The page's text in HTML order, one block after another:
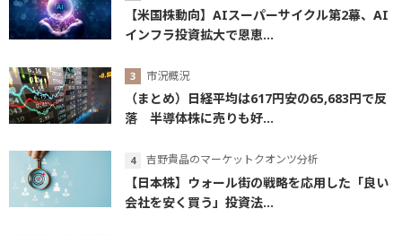
【米国株動向】AIスーパーサイクル第2幕、AI
インフラ投資拡大で恩恵...
市況概況
（まとめ）日経平均は617円安の65,683円で反
落 半導体株に売りも好...
吉野貴晶のマーケットクオンツ分析
【日本株】ウォール街の戦略を応用した「良い
会社を安く買う」投資法...